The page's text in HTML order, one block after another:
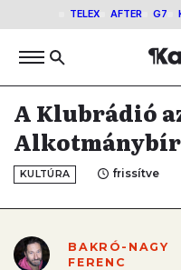
TELEX AFTER G7
A Klubrádió
KULTÚRA frissítve
BAKRÓ-NAGY
FERENC